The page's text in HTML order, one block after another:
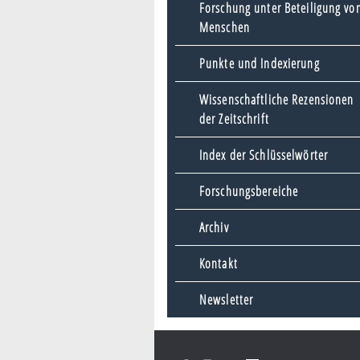
Forschung unter Beteiligung
Menschen
Punkte und Indexierung
Wissenschaftliche Rezensionen
der Zeitschrift
Index der Schlüsselwörter
Forschungsbereiche
Archiv
Kontakt
Newsletter